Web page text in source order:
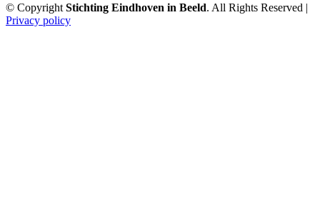
© Copyright Stichting Eindhoven in Beeld. All Rights Reserved |
Privacy policy